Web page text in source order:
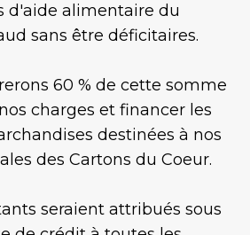
d'aide alimentaire du
sans être déficitaires.
60 % de cette somme
charges et financer les
destinées à nos
des Cartons du Coeur.
seraient attribués sous